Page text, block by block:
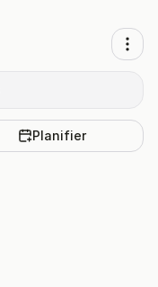
Planifier